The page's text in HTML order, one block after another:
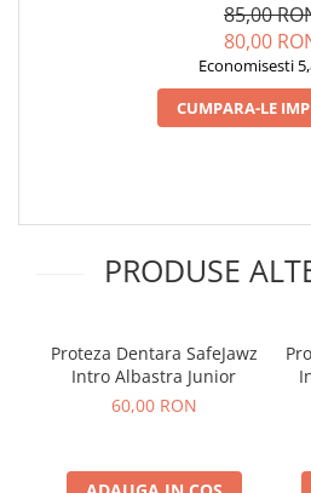
85,00
80,00
Economisesti
CUMPARA-LE
PRODUSE
Proteza Dentara SafeJawz
Intro Albastra Junior
60,00 RON